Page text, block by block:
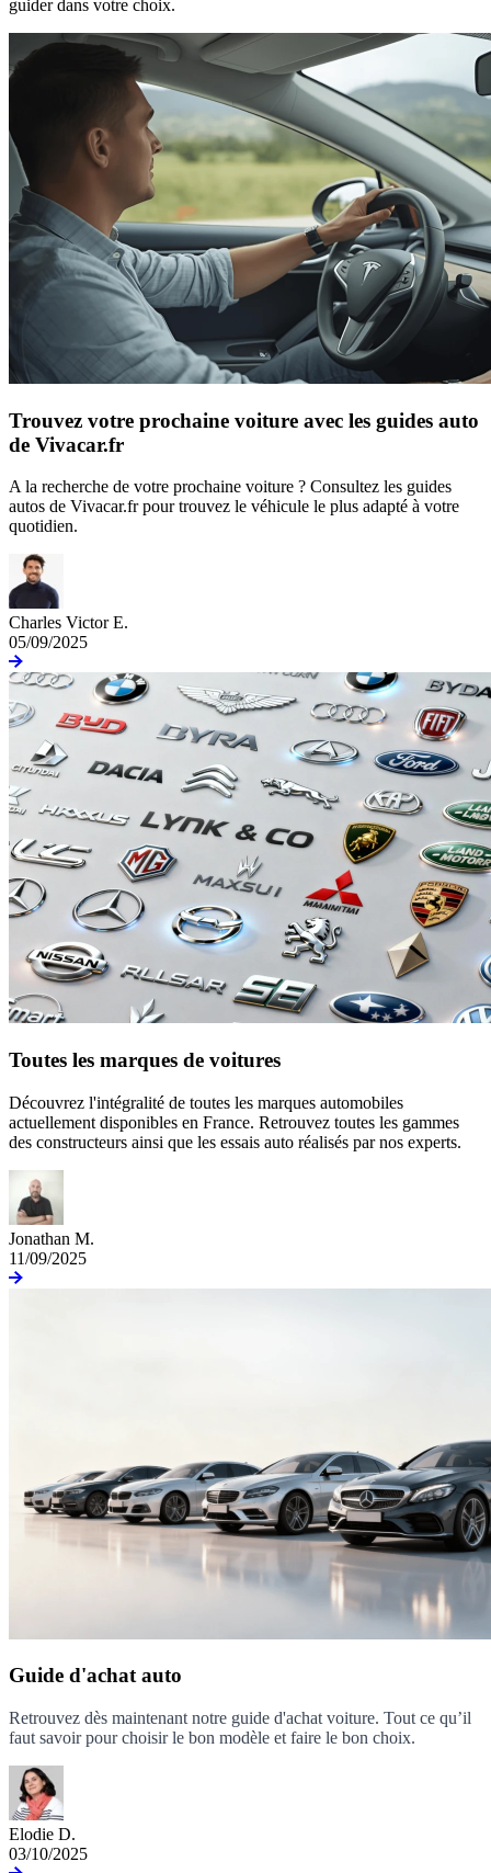
guider dans votre choix.
Trouvez votre prochaine voiture avec les guides auto
de Vivacar.fr
A la recherche de votre prochaine voiture ? Consultez les guides
autos de Vivacar.fr pour trouvez le véhicule le plus adapté à votre
quotidien.
Charles Victor E.
05/09/2025
Toutes les marques de voitures
Découvrez l'intégralité de toutes les marques automobiles
actuellement disponibles en France. Retrouvez toutes les gammes
des constructeurs ainsi que les essais auto réalisés par nos experts.
Jonathan M.
11/09/2025
Guide d'achat auto
Retrouvez dès maintenant notre guide d'achat voiture. Tout ce qu’il
faut savoir pour choisir le bon modèle et faire le bon choix.
Elodie D.
03/10/2025